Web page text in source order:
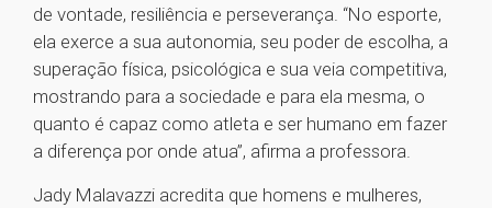
de vontade, resiliência e perseverança. “No esporte,
ela exerce a sua autonomia, seu poder de escolha, a
superação física, psicológica e sua veia competitiva,
mostrando para a sociedade e para ela mesma, o
quanto é capaz como atleta e ser humano em fazer
a diferença por onde atua”, afirma a professora.
Jady Malavazzi acredita que homens e mulheres,